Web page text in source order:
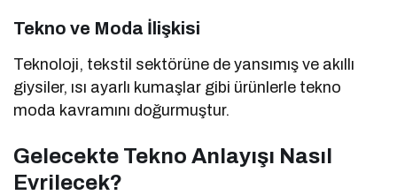
Tekno ve Moda İlişkisi
Teknoloji, tekstil sektörüne de yansımış ve akıllı
giysiler, ısı ayarlı kumaşlar gibi ürünlerle tekno
moda kavramını doğurmuştur.
Gelecekte Tekno Anlayışı Nasıl
Evrilecek?